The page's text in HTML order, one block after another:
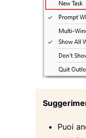
Puoi